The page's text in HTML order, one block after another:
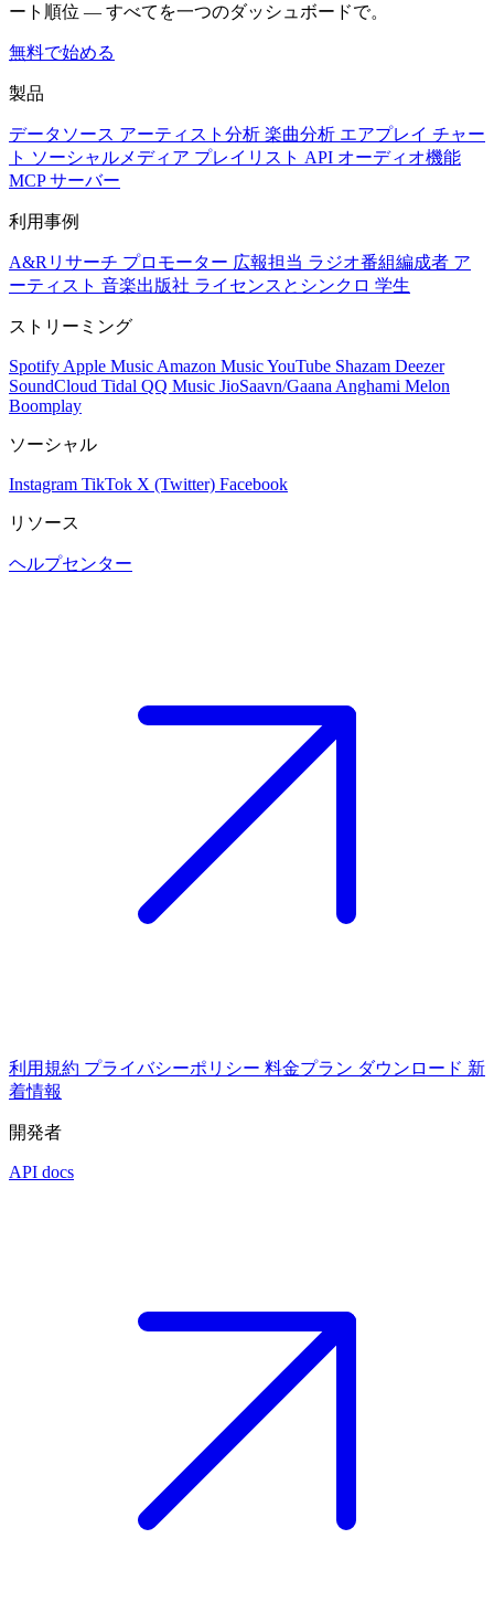
ート順位 — すべてを一つのダッシュボードで。
無料で始める
製品
データソース アーティスト分析 楽曲分析 エアプレイ チャー
ト ソーシャルメディア プレイリスト API オーディオ機能
MCP サーバー
利用事例
A&Rリサーチ プロモーター 広報担当 ラジオ番組編成者 ア
ーティスト 音楽出版社 ライセンスとシンクロ 学生
ストリーミング
Spotify Apple Music Amazon MusicYouTube Shazam Deezer
SoundCloud Tidal QQ Music JioSaavn/Gaana Anghami Melon
Boomplay
ソーシャル
Instagram TikTok X (Twitter) Facebook
リソース
ヘルプセンター
利用規約 プライバシーポリシー 料金プラン ダウンロード 新
着情報
開発者
API docs